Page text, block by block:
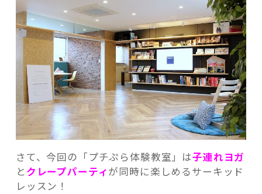
記事検索
さて、今回の「プチぷら体験教室」は子連れヨガ
とクレープパーティが同時に楽しめるサーキッド
レッスン！